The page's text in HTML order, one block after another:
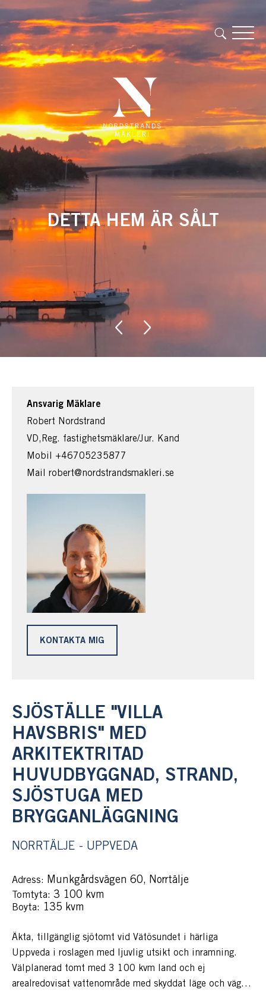
DETTA HEM ÄR SÅLT
SJÖSTÄLLE "VILLA
HAVSBRIS" MED
ARKITEKTRITAD
HUVUDBYGGNAD, STRAND,
SJÖSTUGA MED
BRYGGANLÄGGNING
NORRTÄLJE - UPPVEDA
Adress: Munkgårdsvägen 60, Norrtälje
Tomtyta: 3 100 kvm
Boyta: 135 kvm
Äkta, tillgänglig sjötomt vid Vätösundet i härliga
Uppveda i roslagen med ljuvlig utsikt och inramning.
Välplanerad tomt med 3 100 kvm land och ej
arealredovisat vattenområde med skyddat läge och vägen
KONTAKTA MIG
Ansvarig Mäklare
Robert Nordstrand
VD,Reg. fastighetsmäklare/Jur. Kand
Mobil +46705235877
Mail robert@nordstrandsmakleri.se